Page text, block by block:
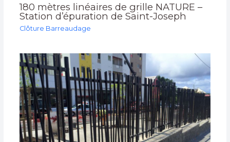
180 mètres linéaires de grille NATURE –
Station d’épuration de Saint-Joseph
Clôture Barreaudage